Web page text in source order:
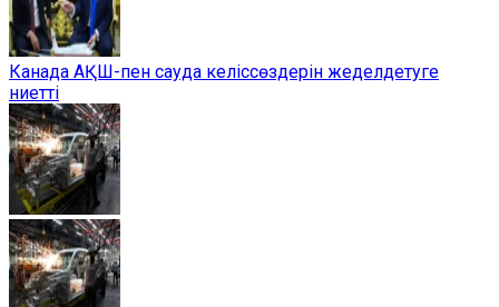
Канада АҚШ-пен сауда келіссөздерін жеделдетуге
ниетті